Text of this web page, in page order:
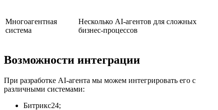
Многоагентная
система
Несколько AI-агентов для сложных
бизнес-процессов
Возможности интеграции
При разработке AI-агента мы можем интегрировать его с
различными системами:
Битрикс24;